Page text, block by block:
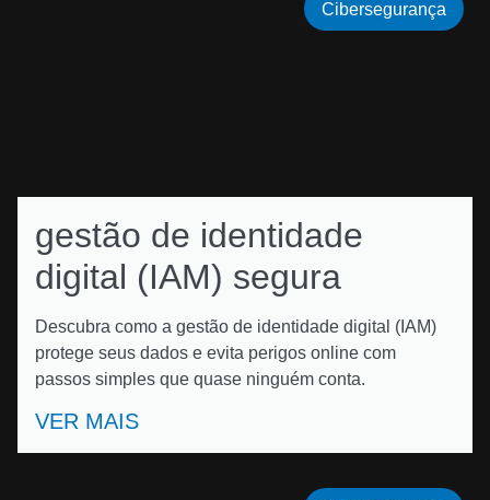
gestão de identidade
digital (IAM) segura
Descubra como a gestão de identidade digital (IAM)
protege seus dados e evita perigos online com
passos simples que quase ninguém conta.
VER MAIS
Cibersegurança